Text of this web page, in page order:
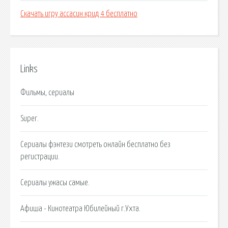
Скачать игру ассасин крид 4 бесплатно
Links
Фильмы, сериалы
Super.
Сериалы фэнтези смотреть онлайн бесплатно без
регистрации.
Сериалы ужасы самые.
Афиша - Кинотеатра Юбилейный г.Ухта.